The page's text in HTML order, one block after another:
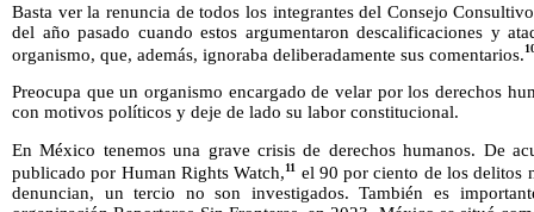
Basta ver la renuncia de todos los integrantes del Consejo
del año pasado cuando estos argumentaron descalificaciones y
organismo, que, además, ignoraba deliberadamente sus comentarios.
Preocupa que un organismo encargado de velar por los derechos
con motivos políticos y deje de lado su labor constitucional.
En México tenemos una grave crisis de derechos humanos. De
publicado por Human Rights Watch,11 el 90 por ciento de los delitos
denuncian, un tercio no son investigados. También es